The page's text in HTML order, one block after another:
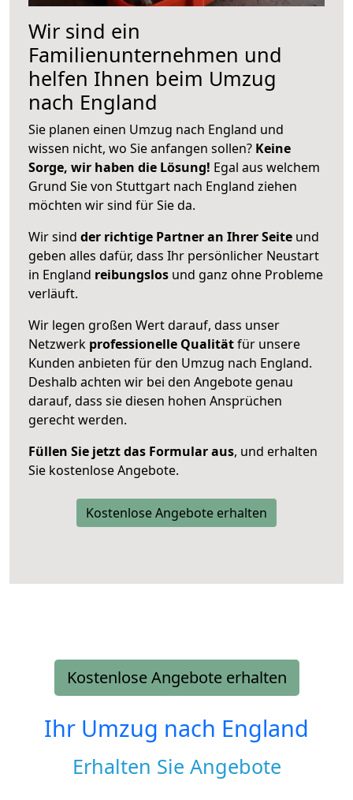
Wir sind ein
Familienunternehmen und
helfen Ihnen beim Umzug
nach England
Sie planen einen Umzug nach England und
wissen nicht, wo Sie anfangen sollen? Keine
Sorge, wir haben die Lösung! Egal aus welchem
Grund Sie von Stuttgart nach England ziehen
möchten wir sind für Sie da.
Wir sind der richtige Partner an Ihrer Seite und
geben alles dafür, dass Ihr persönlicher Neustart
in England reibungslos und ganz ohne Probleme
verläuft.
Wir legen großen Wert darauf, dass unser
Netzwerk professionelle Qualitätfür unsere
Kunden anbieten für den Umzug nach England.
Deshalb achten wir bei den Angebote genau
darauf, dass sie diesen hohen Ansprüchen
gerecht werden.
Füllen Sie jetzt das Formular aus, und erhalten
Sie kostenlose Angebote.
Kostenlose Angebote erhalten
Kostenlose Angebote erhalten
Ihr Umzug nach England
Erhalten Sie Angebote